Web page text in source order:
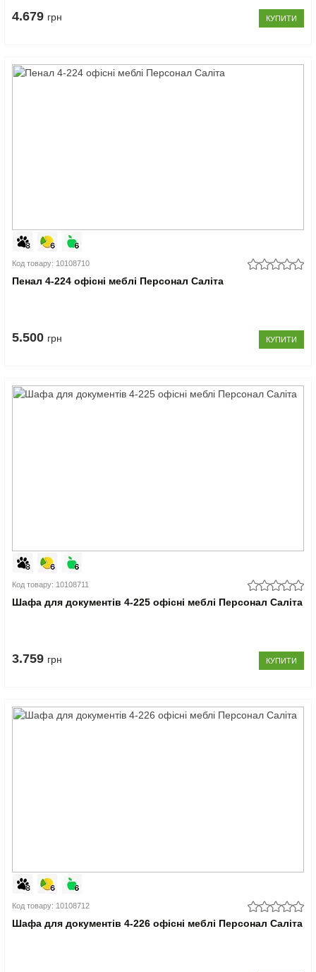
4.679 грн КУПИТИ
Код товару: 10108710
Пенал 4-224 офісні меблі Персонал Саліта
5.500 грн КУПИТИ
Код товару: 10108711
Шафа для документів 4-225 офісні меблі Персонал Саліта
3.759 грн КУПИТИ
Код товару: 10108712
Шафа для документів 4-226 офісні меблі Персонал Саліта